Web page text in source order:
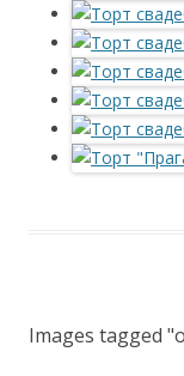
Images tagged